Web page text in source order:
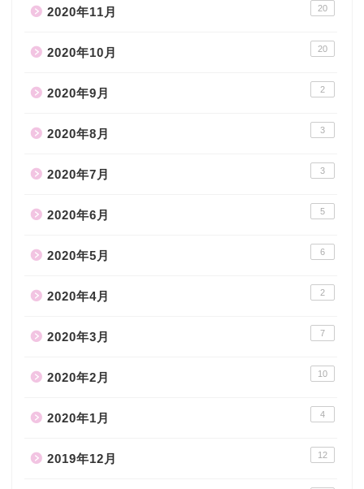
2020年11月 20
2020年10月 20
2020年9月 2
2020年8月 3
2020年7月 3
2020年6月 5
2020年5月 6
2020年4月 2
2020年3月 7
2020年2月 10
2020年1月 4
2019年12月 12